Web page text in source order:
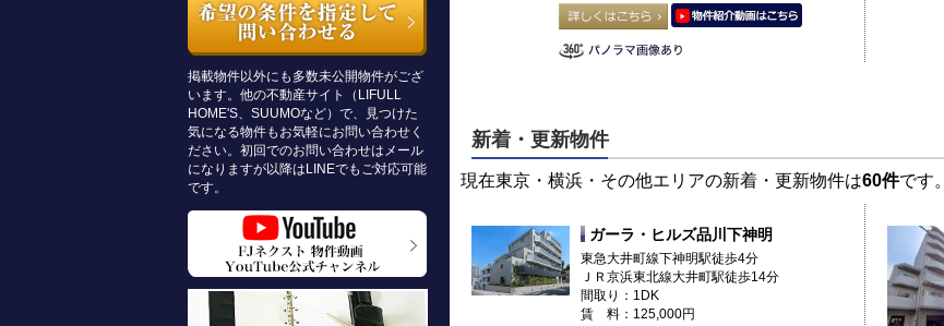
掲載物件以外にも多数未公開物件がござ
います。他の不動産サイト（LIFULL
HOME'S、SUUMOなど）で、見つけた
気になる物件もお気軽にお問い合わせく
ださい。初回でのお問い合わせはメール
になりますが以降はLINEでもご対応可能
です。
新着・更新物件
現在東京・横浜・その他エリアの新着・更新物件は60件です。
ガーラ・ヒルズ品川下神明
東急大井町線下神明駅徒歩4分
ＪＲ京浜東北線大井町駅徒歩14分
間取り：1DK
賃 料：125,000円